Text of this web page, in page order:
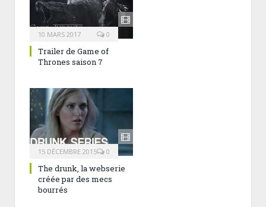
10 MARS 2017 0
Trailer de Game of
Thrones saison 7
15 DÉCEMBRE 2015 0
The drunk, la webserie
créée par des mecs
bourrés